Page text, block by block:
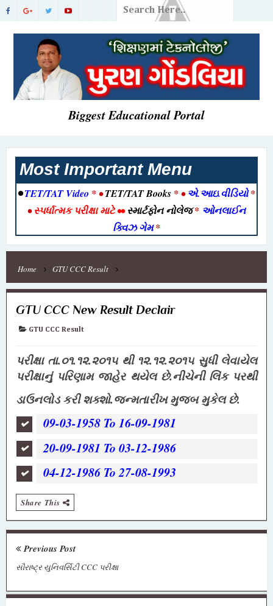
Biggest Educational Portal
Most Important Menu
•TET/TAT Video * •TET/TAT Books * •એ.આઇ.વીડિયો*
•સ્પર્ધાત્મક પરીક્ષા માટે••સ્માર્ટફોન નોલેજ* ઓનલાઈન
ક્વિઝ ગેમ*
Home GTU CCC Result
GTU CCC New Result Declair
GTU CCC Result
પરીક્ષા તા.૦૧.૧૨.૨૦૧૫ થી ૧૨.૧૨.૨૦૧૫ સુધી લેવાયેલ
પરીક્ષાનું પરિણામ જાહેર થયેલ છે.નીચેની લિંક પરથી
ડાઉનલોડ કરી શક્શો.જન્મતારીખ મુજબ મુકેલ છે.
09-03-1958 To 16-09-1981
20-09-1981 To 03-12-1986
04-12-1986 To 27-08-1993
Share This
Previous Post
સૌરાષ્ટ્ર યુનિવર્સિટી CCC પરીક્ષા